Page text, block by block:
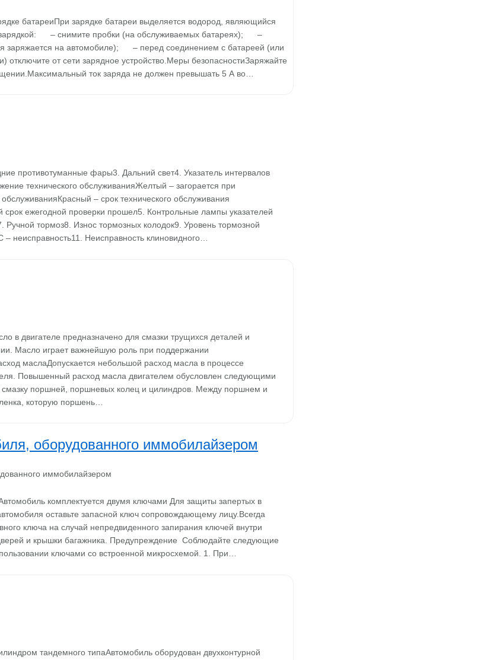
батареиПри зарядке батареи выделяется водород, являющийся
– снимите пробки (на обслуживаемых батареях); –
заряжается на автомобиле); – перед соединением с батареей (или
отключите от сети зарядное устройство.Меры безопасностиЗаряжайте
ток заряда не должен превышать 5 А во…
противотуманные фары3. Дальний свет4. Указатель интервалов
технического обслуживанияЖелтый – загорается при
обслуживанияКрасный – срок технического обслуживания
ежегодной проверки прошел5. Контрольные лампы указателей
Ручной тормоз8. Износ тормозных колодок9. Уровень тормозной
неисправность11. Неисправность клиновидного…
в двигателе предназначено для смазки трущихся деталей и
Масло играет важнейшую роль при поддержании
маслаДопускается небольшой расход масла в процессе
Повышенный расход масла двигателем обусловлен следующими
поршней, поршневых колец и цилиндров. Между поршнем и
которую поршень…
оборудованного иммобилайзером
комплектуется двумя ключами Для защиты запертых в
оставьте запасной ключ сопровождающему лицу.Всегда
ключа на случай непредвиденного запирания ключей внутри
и крышки багажника. Предупреждение Соблюдайте следующие
ключами со встроенной микросхемой. 1. При…
тандемного типаАвтомобиль оборудован двухконтурной